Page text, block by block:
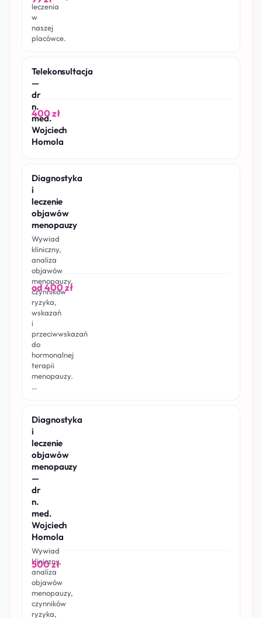
leczenia
w
naszej
placówce.
Telekonsultacja
—
dr
n.
med.
Wojciech
Homola
400 zł
Diagnostyka
i
leczenie
objawów
menopauzy
Wywiad
kliniczny,
analiza
objawów
menopauzy,
czynników
ryzyka,
wskazań
i
przeciwwskazań
do
hormonalnej
terapii
menopauzy.
…
od 400 zł
Diagnostyka
i
leczenie
objawów
menopauzy
—
dr
n.
med.
Wojciech
Homola
Wywiad
kliniczny,
analiza
objawów
menopauzy,
czynników
ryzyka,
500 zł